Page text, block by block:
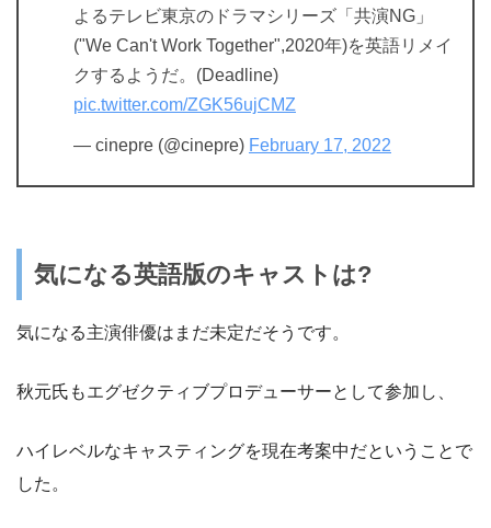
よるテレビ東京のドラマシリーズ「共演NG」
("We Can't Work Together",2020年)を英語リメイ
クするようだ。(Deadline)
pic.twitter.com/ZGK56ujCMZ
— cinepre (@cinepre) February 17, 2022
気になる英語版のキャストは?
気になる主演俳優はまだ未定だそうです。
秋元氏もエグゼクティブプロデューサーとして参加し、
ハイレベルなキャスティングを現在考案中だということで
した。